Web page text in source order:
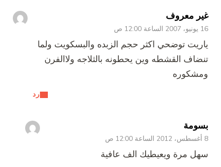
غير معروف
16 يونيو، 2007 الساعة 12:00 ص
رد
ياريت توضحي اكثر حجم الزبده والبسكويت ولما
تنضاف القشطه وين يحطونه بالثلاجه ولاالفرن
ومشكوره
بسومة
8 أغسطس، 2012 الساعة 12:00 ص
سهل مرة ويعيطيك الف عافية